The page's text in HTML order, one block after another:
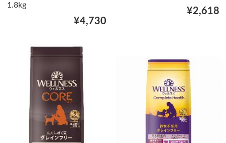
1.8kg
¥4,730
¥2,618